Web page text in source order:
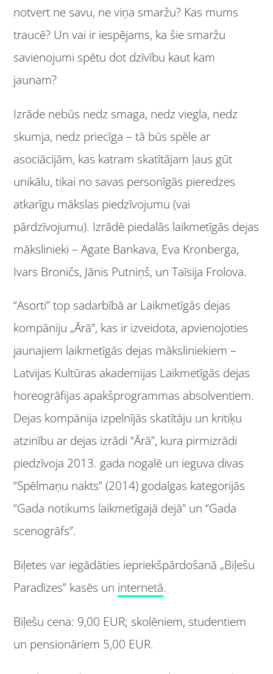
notvert ne savu, ne viņa smaržu? Kas mums
traucē? Un vai ir iespējams, ka šie smaržu
savienojumi spētu dot dzīvību kaut kam
jaunam?
Izrāde nebūs nedz smaga, nedz viegla, nedz
skumja, nedz priecīga – tā būs spēle ar
asociācijām, kas katram skatītājam ļaus gūt
unikālu, tikai no savas personīgās pieredzes
atkarīgu mākslas piedzīvojumu (vai
pārdzīvojumu). Izrādē piedalās laikmetīgās dejas
mākslinieki – Agate Bankava, Eva Kronberga,
Ivars Broničs, Jānis Putniņš, un Taīsija Frolova.
“Asorti” top sadarbībā ar Laikmetīgās dejas
kompāniju „Ārā”, kas ir izveidota, apvienojoties
jaunajiem laikmetīgās dejas māksliniekiem –
Latvijas Kultūras akademijas Laikmetīgās dejas
horeogrāfijas apakšprogrammas absolventiem.
Dejas kompānija izpelnījās skatītāju un kritiķu
atzinību ar dejas izrādi “Ārā”, kura pirmizrādi
piedzīvoja 2013. gada nogalē un ieguva divas
“Spēlmaņu nakts” (2014) godalgas kategorijās
“Gada notikums laikmetīgajā dejā” un “Gada
scenogrāfs”.
Biļetes var iegādāties iepriekšpārdošanā „Biļešu
Paradīzes” kasēs un internetā.
Biļešu cena: 9,00 EUR; skolēniem, studentiem
un pensionāriem 5,00 EUR.